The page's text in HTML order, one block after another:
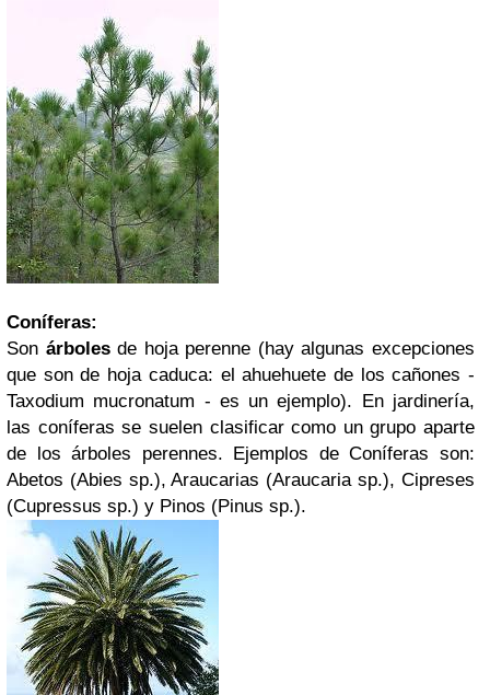
Coníferas:
Son árbolesde hoja perenne (hay algunas excepciones
que son de hoja caduca: el ahuehuete de los cañones -
Taxodium mucronatum - es un ejemplo). En jardinería,
las coníferas se suelen clasificar como un grupo aparte
de los árboles perennes. Ejemplos de Coníferas son:
Abetos (Abies sp.), Araucarias (Araucaria sp.), Cipreses
(Cupressus sp.) y Pinos (Pinus sp.).